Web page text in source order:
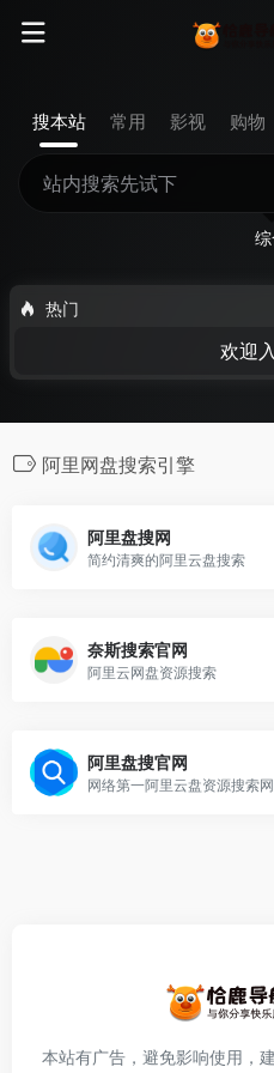
搜本站 常用 影视 购物
热门
欢迎
阿里网盘搜索引擎
阿里盘搜网
简约清爽的阿里云盘搜索
奈斯搜索官网
阿里云网盘资源搜索
阿里盘搜官网
网络第一阿里云盘资源搜索
本站有广告，避免影响使用，